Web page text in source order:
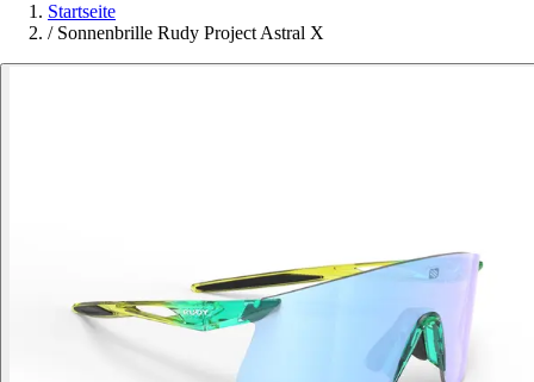
Startseite
/ Sonnenbrille Rudy Project Astral X